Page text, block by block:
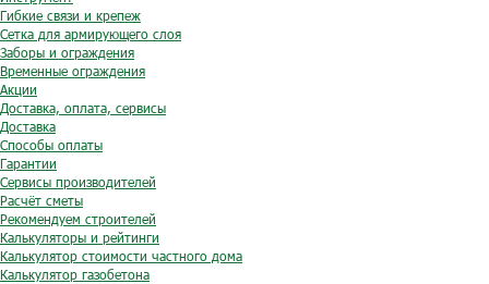
Гибкие связи и крепеж
Сетка для армирующего слоя
Заборы и ограждения
Временные ограждения
Акции
Доставка, оплата, сервисы
Доставка
Способы оплаты
Гарантии
Сервисы производителей
Расчёт сметы
Рекомендуем строителей
Калькуляторы и рейтинги
Калькулятор стоимости частного дома
Калькулятор газобетона